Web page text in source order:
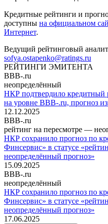
Кредитные рейтинги и
доступны на официальном
Интернет.
Ведущий рейтинговый
sofya.ostapenko@ratings.ru
РЕЙТИНГИ ЭМИТЕНТА
BBB-.ru
неопределённый
НКР подтвердило
на уровне BBB-.ru, прогноз
12.12.2025
BBB-.ru
рейтинг на пересмотре —
НКР сохранило прогноз по
Финсервис» в статусе
неопределённый прогноз»
15.09.2025
BBB-.ru
неопределённый
НКР сохранило прогноз по
Финсервис» в статусе
неопределённый прогноз»
17.06.2025